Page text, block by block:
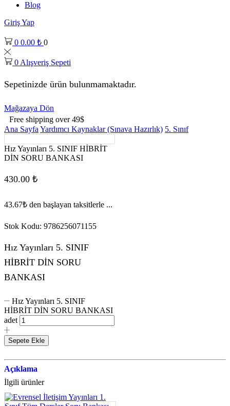
Blog
Giriş Yap
0 0.00 ₺ 0
0Alışveriş Sepeti
Sepetinizde ürün bulunmamaktadır.
Mağazaya Dön
Free shipping over 49$
Ana Sayfa Yardımcı Kaynaklar (Sınava Hazırlık) 5. Sınıf
Hız Yayınları 5. SINIF HİBRİT
DİN SORU BANKASI
430.00 ₺
43.67₺ den başlayan taksitlerle ...
Stok Kodu: 9786256071155
Hız Yayınları 5. SINIF
HİBRİT DİN SORU
BANKASI
Hız Yayınları 5. SINIF
HİBRİT DİN SORU BANKASI
adet
Sepete Ekle
Açıklama
İlgili ürünler